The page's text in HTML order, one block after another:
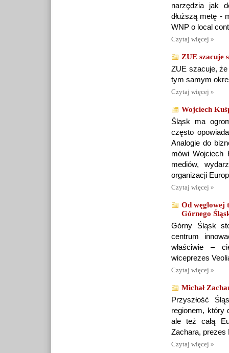
narzędzia jak
dłuższą metę -
WNP o local
Czytaj więcej »
ZUE szacuje
ZUE szacuje, że
tym samym
Czytaj więcej »
Wojciech
Śląsk ma
często
Analogie do
mówi Wojciech
mediów,
organizacji
Czytaj więcej »
Od węglowej
Górnego
Górny Śląsk
centrum
właściwie –
wiceprezes
Czytaj więcej »
Michał
Przyszłość
regionem, który
ale też całą
Zachara, prezes
Czytaj więcej »